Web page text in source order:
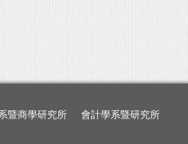
暨商學研究所 會計學系暨研究所